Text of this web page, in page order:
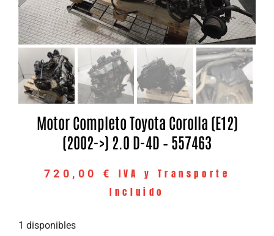
Motor Completo Toyota Corolla (E12)
(2002->) 2.0 D-4D – 557463
720,00 €
IVA y Transporte
Incluido
1 disponibles